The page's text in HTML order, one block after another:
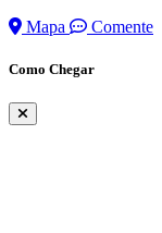
Mapa
Comente
Como Chegar